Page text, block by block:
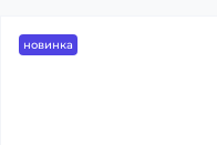
новинка